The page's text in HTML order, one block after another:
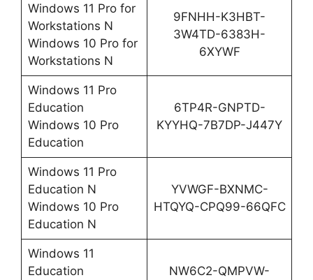
Windows 11 Pro for
Workstations N
Windows 10 Pro for
Workstations N
9FNHH-K3HBT-
3W4TD-6383H-
6XYWF
Windows 11 Pro
Education
Windows 10 Pro
Education
6TP4R-GNPTD-
KYYHQ-7B7DP-J447Y
Windows 11 Pro
Education N
Windows 10 Pro
Education N
YVWGF-BXNMC-
HTQYQ-CPQ99-66QFC
Windows 11
Education
NW6C2-QMPVW-